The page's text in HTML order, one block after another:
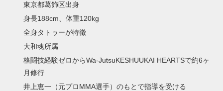
東京都葛飾区出身
身長188cm、体重120kg
全身タトゥーが特徴
大和魂所属
格闘技経験ゼロからWa-JutsuKESHUUKAI HEARTSで約6ヶ
月修行
井上恵一（元プロMMA選手）のもとで指導を受ける